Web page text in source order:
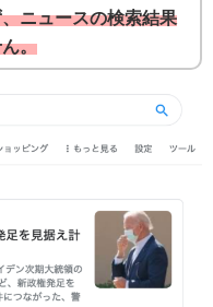
ニュースの検索結果
。